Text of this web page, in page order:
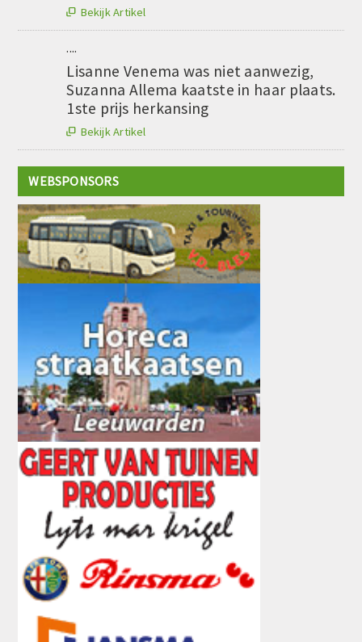
 Bekijk Artikel
....
Lisanne Venema was niet aanwezig,
Suzanna Allema kaatste in haar plaats.
1ste prijs herkansing
 Bekijk Artikel
WEBSPONSORS